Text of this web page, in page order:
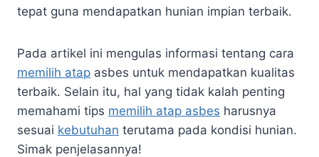
tepat guna mendapatkan hunian impian terbaik.
Pada artikel ini mengulas informasi tentang cara
memilih atap asbes untuk mendapatkan kualitas
terbaik. Selain itu, hal yang tidak kalah penting
memahami tips memilih atap asbes harusnya
sesuai kebutuhan terutama pada kondisi hunian.
Simak penjelasannya!